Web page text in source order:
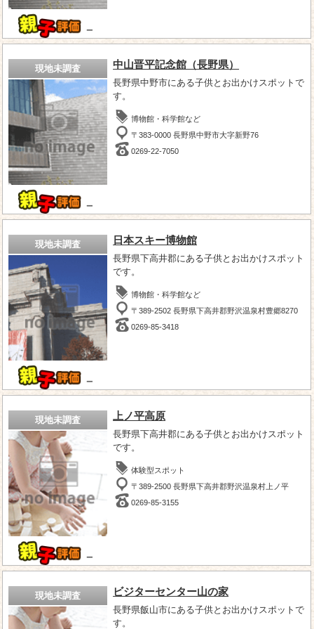
－
現地未調査
－
中山晋平記念館（長野県）
長野県中野市にある子供とお出かけスポットで
す。
博物館・科学館など
〒383-0000 長野県中野市大字新野76
0269-22-7050
現地未調査
－
日本スキー博物館
長野県下高井郡にある子供とお出かけスポット
です。
博物館・科学館など
〒389-2502 長野県下高井郡野沢温泉村豊郷8270
0269-85-3418
現地未調査
－
上ノ平高原
長野県下高井郡にある子供とお出かけスポット
です。
体験型スポット
〒389-2500 長野県下高井郡野沢温泉村上ノ平
0269-85-3155
現地未調査 ビジターセンター山の家
長野県飯山市にある子供とお出かけスポットで
す。